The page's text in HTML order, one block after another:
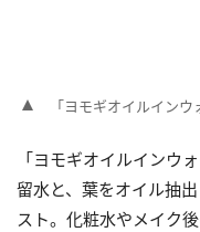
「ヨモギオイルインウ
「ヨモギオイルインウ
留水と、葉をオイル抽
スト。化粧水やメイク